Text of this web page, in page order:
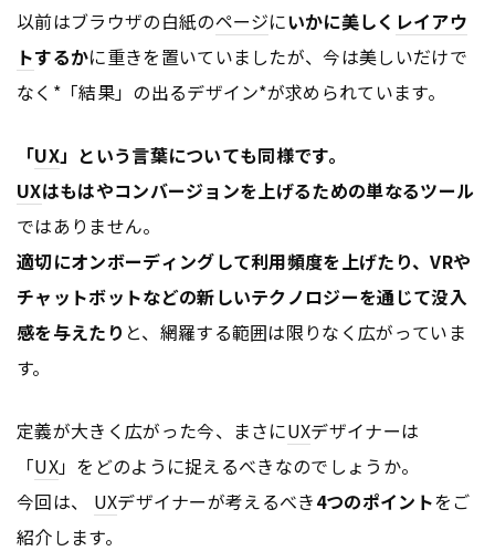
以前はブラウザの白紙のページにいかに美しく レイアウ
トするかに重きを置いていましたが、今は美しいだけで
なく*「結果」の出るデザイン*が求められています。
「UX」 という言葉についても同様です。
UXはもはやコンバージョンを上げるための単なるツール
ではありません。
適切にオンボーディングして利用頻度を上げたり、VRや
チャットボットなどの新しいテクノロジーを通じて没入
感を与えたり と、網羅する範囲は限りなく広がっていま
す。
定義が大きく広がった今、まさにUXデザイナーは
「UX」をどのように捉えるべきなのでしょうか。
今回は、 UXデザイナーが考えるべき4つのポイントをご
紹介します。